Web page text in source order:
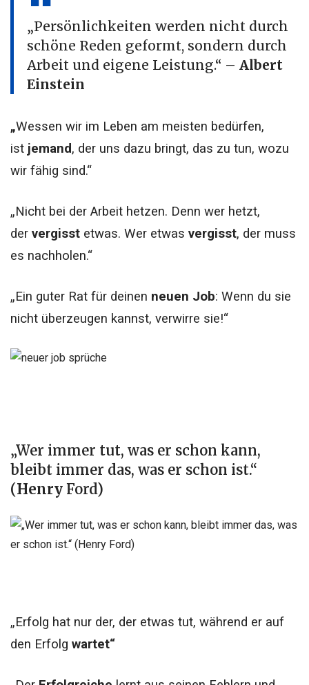
„Persönlichkeiten werden nicht durch
schöne Reden geformt, sondern durch
Arbeit und eigene Leistung.“ –Albert
Einstein
„Wessen wir im Leben am meisten bedürfen,
ist jemand, der uns dazu bringt, das zu tun, wozu
wir fähig sind.“
„Nicht bei der Arbeit hetzen. Denn wer hetzt,
der vergisst etwas. Wer etwas vergisst, der muss
es nachholen.“
„Ein guter Rat für deinen neuen Job: Wenn du sie
nicht überzeugen kannst, verwirre sie!“
„Wer immer tut, was er schon kann,
bleibt immer das, was er schon ist.“
(HenryFord)
„Erfolg hat nur der, der etwas tut, während er auf
den Erfolg wartet“